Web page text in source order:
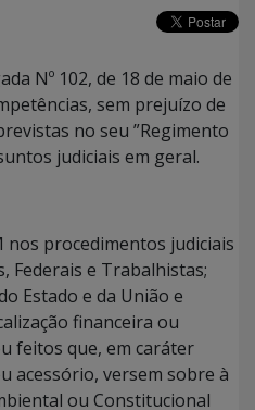
Nº 102, de 18 de maio de
sem prejuízo de
no seu ”Regimento
judiciais em geral.
nos procedimentos judiciais
Federais e Trabalhistas;
Estado e da União e
financeira ou
feitos que, em caráter
acessório, versem sobre à
ou Constitucional